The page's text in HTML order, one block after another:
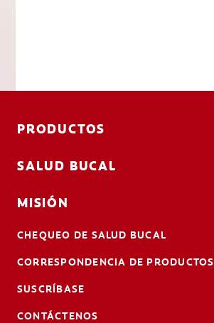
PRODUCTOS
SALUD BUCAL
MISIÓN
CHEQUEO DE SALUD BUCAL
CORRESPONDENCIA DE PRODUCTOS
SUSCRÍBASE
CONTÁCTENOS